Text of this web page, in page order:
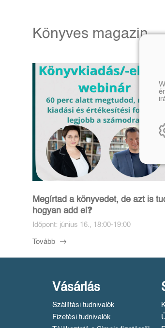
Könyves magazin
Megírtad a könyvedet, de azt is
hogyan add el❓️
Időpont: június 16., 18:00-19:00
Tovább
Vásárlás
Szállítási tudnivalók
Fizetési tudnivalók